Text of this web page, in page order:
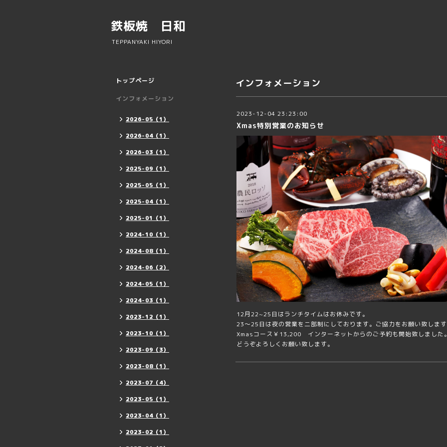
鉄板焼 日和
TEPPANYAKI HIYORI
インフォメーション
2023-12-04 23:23:00
Xmas特別営業のお知らせ
12月22~25日はランチタイムはお休みです。
23～25日は夜の営業を二部制にしております。ご協力をお願い致しま
Xmasコース￥13,200 インターネットからのご予約も開始致しました
どうぞよろしくお願い致します。
トップページ
インフォメーション
2026-05（1）
2026-04（1）
2026-03（1）
2025-09（1）
2025-05（1）
2025-04（1）
2025-01（1）
2024-10（1）
2024-08（1）
2024-06（2）
2024-05（1）
2024-03（1）
2023-12（1）
2023-10（1）
2023-09（3）
2023-08（1）
2023-07（4）
2023-05（1）
2023-04（1）
2023-02（1）